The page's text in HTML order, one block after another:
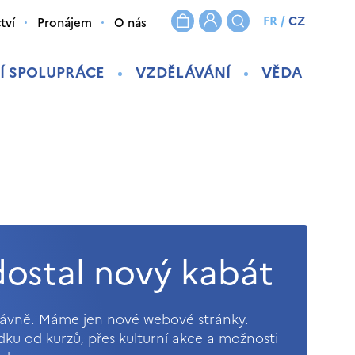
SPOLUPRÁCE VZDĚLÁVÁNÍ VĚDA
Pronájem O nás FR/CZ
nový kabát
Máme jen nové webové stránky.
od kurzů, přes kulturní akce a možnosti